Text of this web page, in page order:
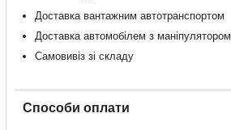
Доставка вантажним автотранспортом
Доставка автомобілем з маніпулятором
Самовивіз зі складу
Способи оплати